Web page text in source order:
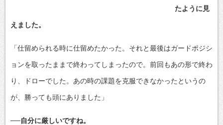
たように見
えました。
「仕留められる時に仕留めたかった。それと最後はガードポジシ
ョンを取ったままで終わってしまったので。前回もあの形で終わ
り、ドローでした。あの時の課題を克服できなかったというの
が、勝っても頭にありました」
──自分に厳しいですね。